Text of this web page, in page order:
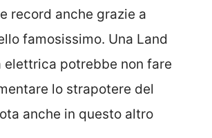
record anche grazie a
famosissimo. Una Land
elettrica potrebbe non fare
lo strapotere del
anche in questo altro